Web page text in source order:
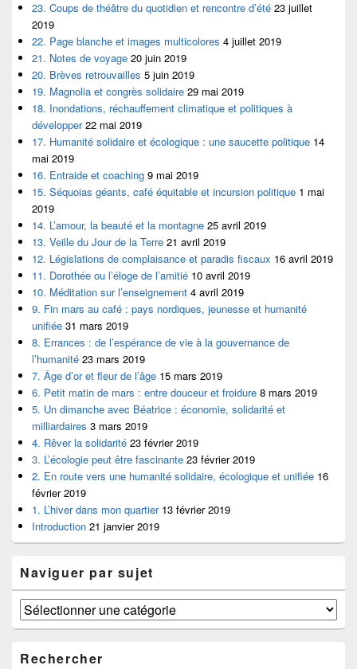
23. Coups de théâtre du quotidien et rencontre d’été 23 juillet
2019
22. Page blanche et images multicolores 4 juillet 2019
21. Notes de voyage 20 juin 2019
20. Brèves retrouvailles 5 juin 2019
19. Magnolia et congrès solidaire 29 mai 2019
18. Inondations, réchauffement climatique et politiques à
développer 22 mai 2019
17. Humanité solidaire et écologique : une saucette politique 14
mai 2019
16. Entraide et coaching 9 mai 2019
15. Séquoias géants, café équitable et incursion politique 1 mai
2019
14. L’amour, la beauté et la montagne 25 avril 2019
13. Veille du Jour de la Terre 21 avril 2019
12. Législations de complaisance et paradis fiscaux 16 avril 2019
11. Dorothée ou l’éloge de l’amitié 10 avril 2019
10. Méditation sur l’enseignement 4 avril 2019
9. Fin mars au café : pays nordiques, jeunesse et humanité
unifiée 31 mars 2019
8. Errances : de l’espérance de vie à la gouvernance de
l’humanité 23 mars 2019
7. Âge d’or et fleur de l’âge 15 mars 2019
6. Petit matin de mars : entre douceur et froidure 8 mars 2019
5. Un dimanche avec Béatrice : économie, solidarité et
milliardaires 3 mars 2019
4. Rêver la solidarité 23 février 2019
3. L’écologie peut être fascinante 23 février 2019
2. En route vers une humanité solidaire, écologique et unifiée 16
février 2019
1. L’hiver dans mon quartier 13 février 2019
Introduction 21 janvier 2019
Naviguer par sujet
Naviguer
par
Rechercher